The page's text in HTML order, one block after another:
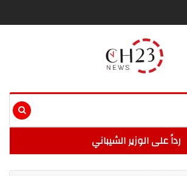
رداً على الوزير الشيباني